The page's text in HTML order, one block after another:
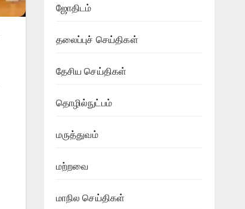
ஜோதிடம்
தலைப்புச் செய்திகள்
தேசிய செய்திகள்
தொழில்நுட்பம்
மருத்துவம்
மற்றவை
மாநில செய்திகள்